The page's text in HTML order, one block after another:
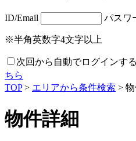
ID/Email パスワ
※半角英数字4文字以上
次回から自動でログインする
ちら
TOP> エリアから条件検索 >
物件詳細